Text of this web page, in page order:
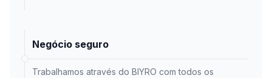
Negócio seguro
Trabalhamos através do BIYRO com todos os